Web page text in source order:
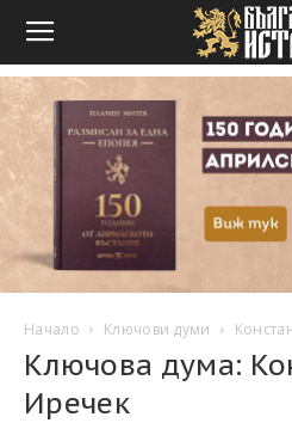
Начало Ключови думи
Ключова дума:
Иречек